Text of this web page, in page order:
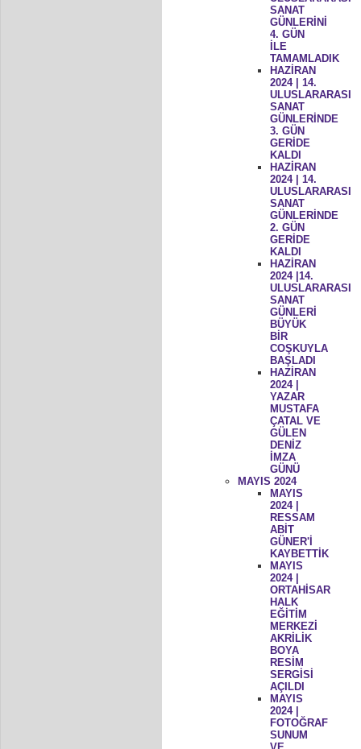
SANAT
GÜNLERİNİ
4. GÜN
İLE
TAMAMLADIK
HAZİRAN
2024 | 14.
ULUSLARARASI
SANAT
GÜNLERİNDE
3. GÜN
GERİDE
KALDI
HAZİRAN
2024 | 14.
ULUSLARARASI
SANAT
GÜNLERİNDE
2. GÜN
GERİDE
KALDI
HAZİRAN
2024 |14.
ULUSLARARASI
SANAT
GÜNLERİ
BÜYÜK
BİR
COŞKUYLA
BAŞLADI
HAZİRAN
2024 |
YAZAR
MUSTAFA
ÇATAL VE
GÜLEN
DENİZ
İMZA
GÜNÜ
MAYIS 2024
MAYIS
2024 |
RESSAM
ABİT
GÜNER'İ
KAYBETTİK
MAYIS
2024 |
ORTAHİSAR
HALK
EĞİTİM
MERKEZİ
AKRİLİK
BOYA
RESİM
SERGİSİ
AÇILDI
MAYIS
2024 |
FOTOĞRAF
SUNUM